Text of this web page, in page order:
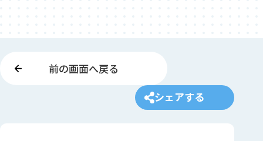
前の画面へ戻る
シェアする